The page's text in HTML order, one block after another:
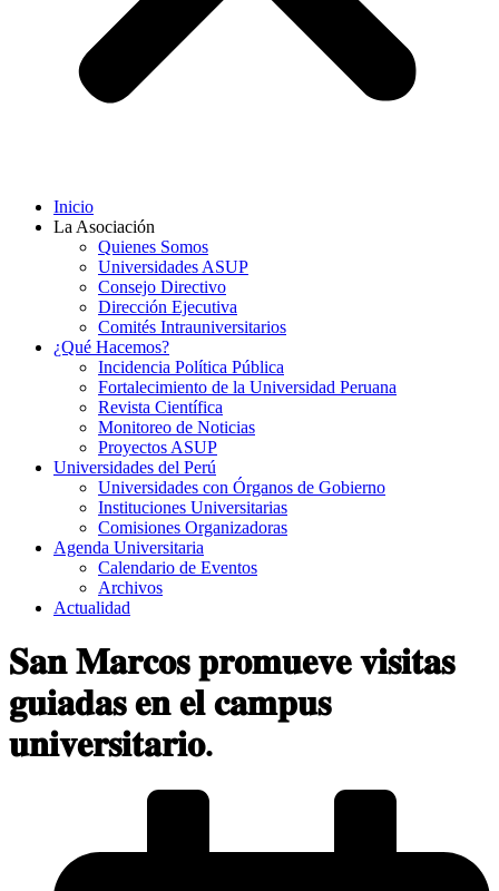
Inicio
La Asociación
Quienes Somos
Universidades ASUP
Consejo Directivo
Dirección Ejecutiva
Comités Intrauniversitarios
¿Qué Hacemos?
Incidencia Política Pública
Fortalecimiento de la Universidad Peruana
Revista Científica
Monitoreo de Noticias
Proyectos ASUP
Universidades del Perú
Universidades con Órganos de Gobierno
Instituciones Universitarias
Comisiones Organizadoras
Agenda Universitaria
Calendario de Eventos
Archivos
Actualidad
𝐒𝐚𝐧 𝐌𝐚𝐫𝐜𝐨𝐬 𝐩𝐫𝐨𝐦𝐮𝐞𝐯𝐞 𝐯𝐢𝐬𝐢𝐭𝐚𝐬
𝐠𝐮𝐢𝐚𝐝𝐚𝐬 𝐞𝐧 𝐞𝐥 𝐜𝐚𝐦𝐩𝐮𝐬
𝐮𝐧𝐢𝐯𝐞𝐫𝐬𝐢𝐭𝐚𝐫𝐢𝐨.